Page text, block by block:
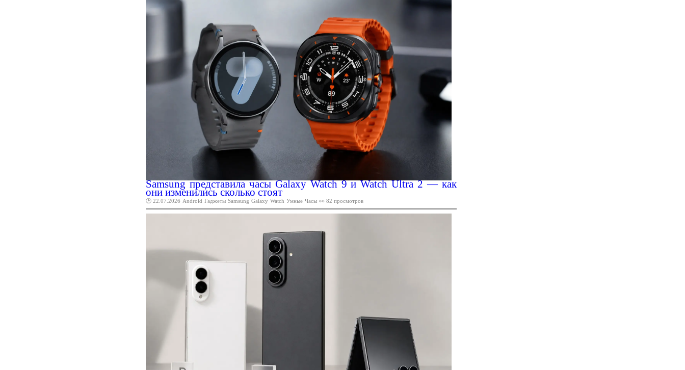
Samsung представила часы Galaxy Watch 9 и Watch Ultra 2 — как
они изменились сколько стоят
🕑 22.07.2026 Android Гаджеты Samsung Galaxy Watch Умные Часы 👀 82 просмотров